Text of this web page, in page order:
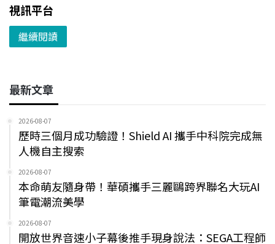
視訊平台
繼續閱讀
最新文章
2026-08-07
歷時三個月成功驗證！Shield AI 攜手中科院完成無
人機自主搜索
2026-08-07
本命萌友隨身帶！華碩攜手三麗鷗跨界聯名大玩AI
筆電潮流美學
2026-08-07
開放世界音速小子幕後推手現身說法：SEGA工程師